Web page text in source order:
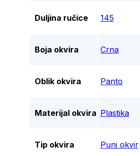
Duljina ručice 145
Boja okvira Crna
Oblik okvira Panto
Materijal okvira Plastika
Tip okvira Puni okvir